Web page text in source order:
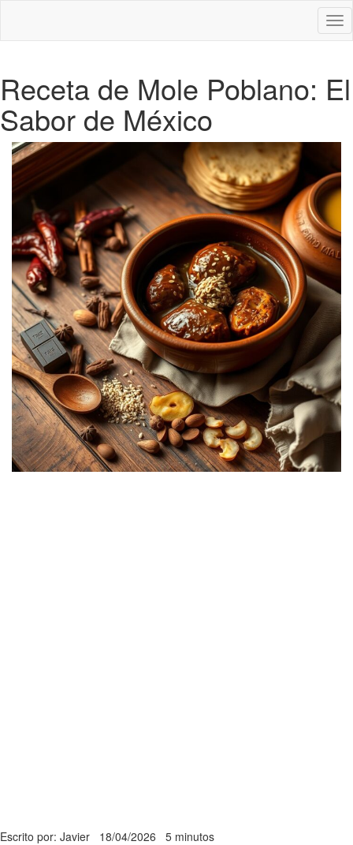
Receta de Mole Poblano: El
Sabor de México
Escrito por: Javier 18/04/2026 5 minutos